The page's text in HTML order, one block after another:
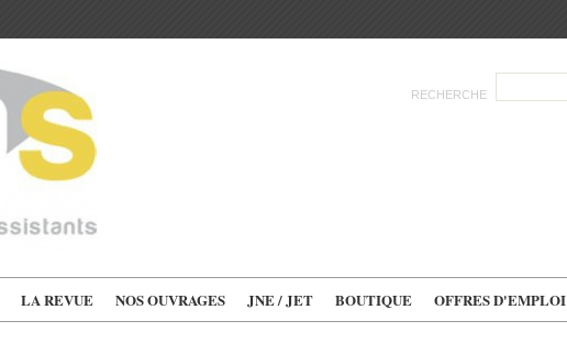
RECHERCHE
LA REVUE NOS OUVRAGES JNE / JET BOUTIQUE OFFRES D'EMPLOI